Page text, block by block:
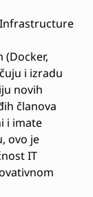
i izradu
novih
članova
i imate
ovo je
IT